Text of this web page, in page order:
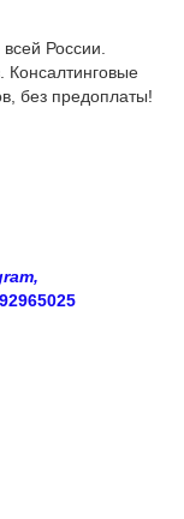
России.
Консалтинговые
без предоплаты!